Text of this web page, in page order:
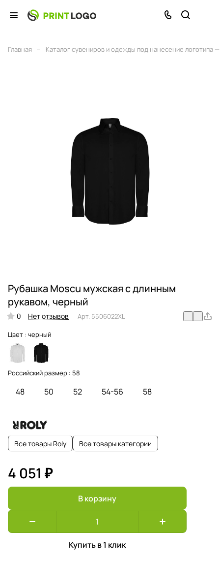
Главная Каталог сувениров и одежды под нанесение логотипа
Рубашка Moscu мужская с длинным
рукавом, черный
0 Нет отзывов Арт. 5506022XL
Цвет : черный
Российский размер : 58
48 50 52 54-56 58
Все товары Roly Все товары категории
4 051 ₽
В корзину
Купить в 1 клик